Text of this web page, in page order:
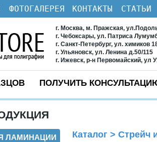
ФОТОГАЛЕРЕЯ КОНТАКТЫ СТАТЬИ
г. Москва, м. Пражская,
г. Чебоксары, ул. Патриса
г. Санкт-Петербург, ул. химиков
г. Ульяновск, ул. Ленина д.50/115
г. Ижевск, р-н Первомайский, ул
ПОЛУЧИТЬ
ЛАМИНАЦИИ Каталог > Стрейч